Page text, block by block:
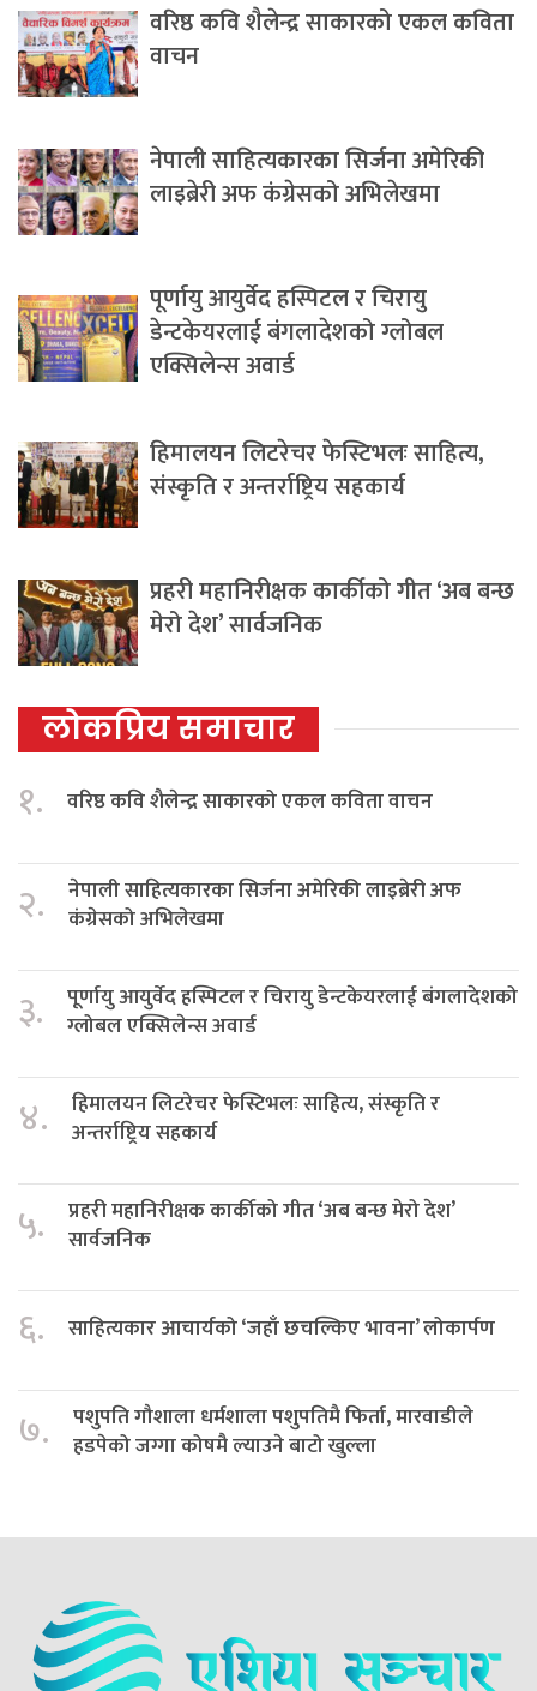
वरिष्ठ कवि शैलेन्द्र साकारको एकल कविता
वाचन
नेपाली साहित्यकारका सिर्जना अमेरिकी
लाइब्रेरी अफ कंग्रेसको अभिलेखमा
पूर्णायु आयुर्वेद हस्पिटल र चिरायु
डेन्टकेयरलाई बंगलादेशको ग्लोबल
एक्सिलेन्स अवार्ड
हिमालयन लिटरेचर फेस्टिभलः साहित्य,
संस्कृति र अन्तर्राष्ट्रिय सहकार्य
प्रहरी महानिरीक्षक कार्कीको गीत ‘अब बन्छ
मेरो देश’ सार्वजनिक
लोकप्रिय समाचार
१. वरिष्ठ कवि शैलेन्द्र साकारको एकल कविता वाचन
२.
नेपाली साहित्यकारका सिर्जना अमेरिकी लाइब्रेरी अफ
कंग्रेसको अभिलेखमा
३.
पूर्णायु आयुर्वेद हस्पिटल र चिरायु डेन्टकेयरलाई बंगलादेशको
ग्लोबल एक्सिलेन्स अवार्ड
४.
हिमालयन लिटरेचर फेस्टिभलः साहित्य, संस्कृति र
अन्तर्राष्ट्रिय सहकार्य
५.
प्रहरी महानिरीक्षक कार्कीको गीत ‘अब बन्छ मेरो देश’
सार्वजनिक
६. साहित्यकार आचार्यको ‘जहाँ छचल्किए भावना’ लोकार्पण
७.
पशुपति गौशाला धर्मशाला पशुपतिमै फिर्ता, मारवाडीले
हडपेको जग्गा कोषमै ल्याउने बाटो खुल्ला